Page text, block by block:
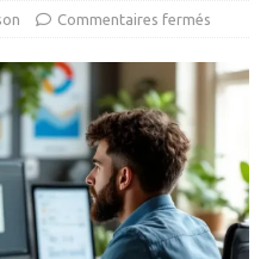
Commentaires fermés